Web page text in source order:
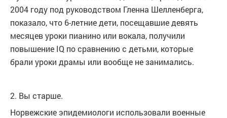
2004 году под руководством Гленна Шелленберга,
показало, что 6-летние дети, посещавшие девять
месяцев уроки пианино или вокала, получили
повышение IQ по сравнению с детьми, которые
брали уроки драмы или вообще не занимались.
2. Вы старше.
Норвежские эпидемиологи использовали военные